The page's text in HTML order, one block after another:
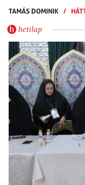
TAMÁS DOMINIK
/
hetilap